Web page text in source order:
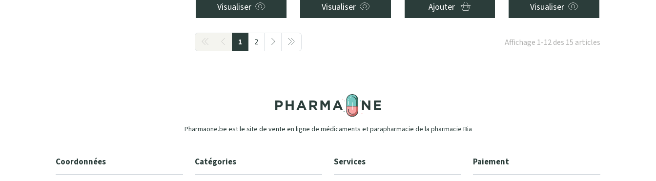
Visualiser Visualiser Ajouter Visualiser
Affichage 1-12 des 15 articles
1 2
Pharmaone.be est le site de vente en ligne de médicaments et parapharmacie de la pharmacie Bia
Coordonnées Catégories Services Paiement